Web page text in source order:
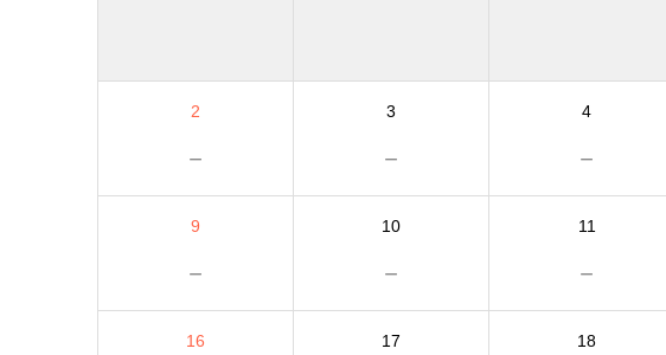
2
－
3
－
4
－
9
－
10
－
11
－
16 17 18